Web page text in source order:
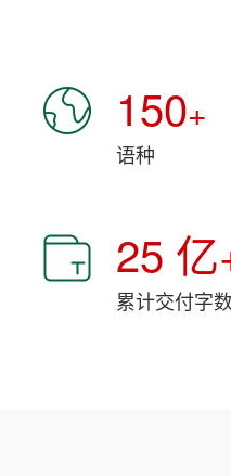
150+
语种
25 亿
累计交付字数